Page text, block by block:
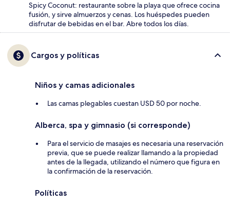
Spicy Coconut: restaurante sobre la playa que ofrece cocina
fusión, y sirve almuerzos y cenas. Los huéspedes pueden
disfrutar de bebidas en el bar. Abre todos los días.
Cargos y políticas
Niños y camas adicionales
Las camas plegables cuestan USD 50 por noche.
Alberca, spa y gimnasio (si corresponde)
Para el servicio de masajes es necesaria una reservación
previa, que se puede realizar llamando a la propiedad
antes de la llegada, utilizando el número que figura en
la confirmación de la reservación.
Políticas